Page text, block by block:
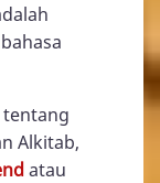
Alkitab,
atau